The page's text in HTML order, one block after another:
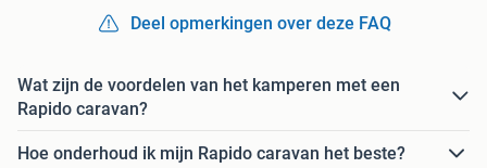
Deel opmerkingen over deze FAQ
Wat zijn de voordelen van het kamperen met een
Rapido caravan?
Hoe onderhoud ik mijn Rapido caravan het beste?